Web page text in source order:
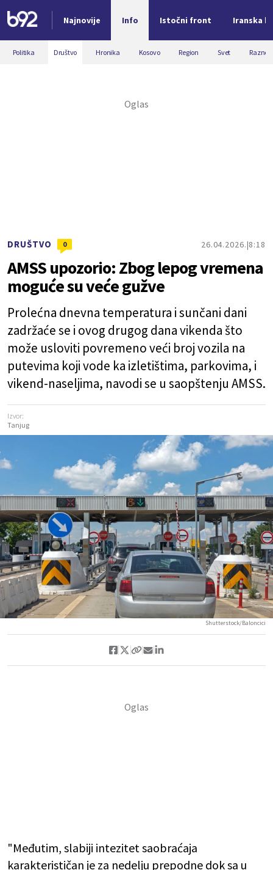
Najnovije Info Istočni front Iranska
Nova vest
Politika Društvo Hronika Kosovo Region Svet Razno
DRUŠTVO 0 26.04.2026. 8:18
AMSS upozorio: Zbog lepog vremena
moguće su veće gužve
Prolećna dnevna temperatura i sunčani dani
zadržaće se i ovog drugog dana vikenda što
može usloviti povremeno veći broj vozila na
putevima koji vode ka izletištima, parkovima, i
vikend-naseljima, navodi se u saopštenju AMSS.
Izvor:
Tanjug
Shutterstock/Baloncici
"Međutim, slabiji intezitet saobraćaja
karakterističan je za nedelju prepodne dok sa u